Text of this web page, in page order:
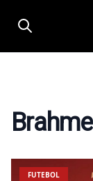
FUTEBOL